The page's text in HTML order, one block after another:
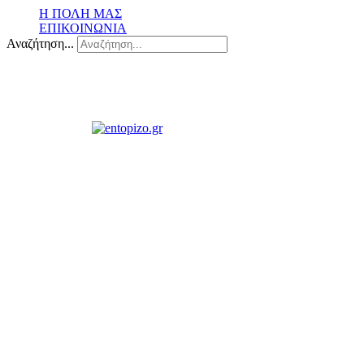
Η ΠΟΛΗ ΜΑΣ
ΕΠΙΚΟΙΝΩΝΙΑ
Αναζήτηση...